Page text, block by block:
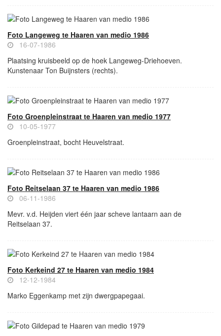
Foto Langeweg te Haaren van medio 1986
16-07-1986
Plaatsing kruisbeeld op de hoek Langeweg-Driehoeven.
Kunstenaar Ton Buijnsters (rechts).
Foto Groenpleinstraat te Haaren van medio 1977
10-05-1977
Groenpleinstraat, bocht Heuvelstraat.
Foto Reitselaan 37 te Haaren van medio 1986
06-11-1986
Mevr. v.d. Heijden viert één jaar scheve lantaarn aan de
Reitselaan 37.
Foto Kerkeind 27 te Haaren van medio 1984
12-12-1984
Marko Eggenkamp met zijn dwergpapegaai.